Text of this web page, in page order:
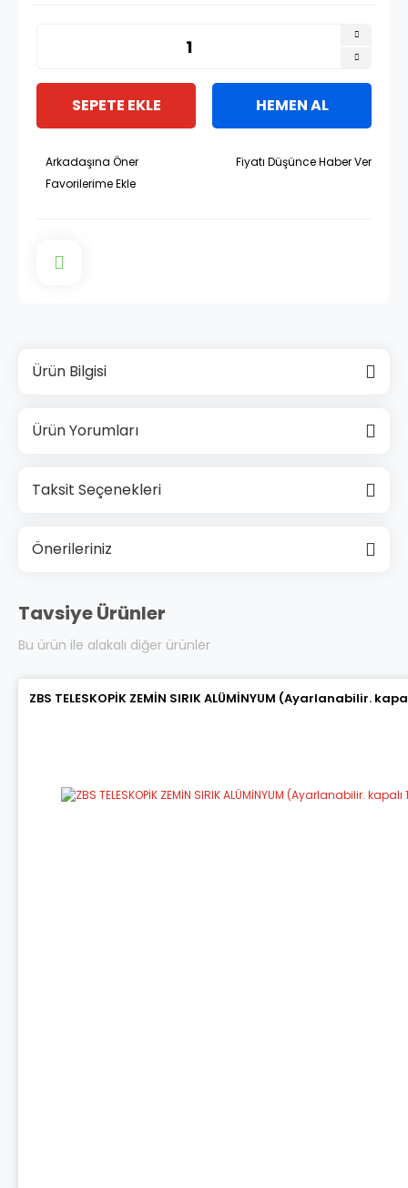
SEPETE EKLE HEMEN AL
Arkadaşına Öner Fiyatı Düşünce Haber Ver
Ürün Bilgisi
Ürün Yorumları
Taksit Seçenekleri
Önerileriniz
Tavsiye Ürünler
Bu ürün ile alakalı diğer ürünler
ZBS TELESKOPİK ZEMİN SIRIK ALÜMİNYUM (Ayarlanabilir.